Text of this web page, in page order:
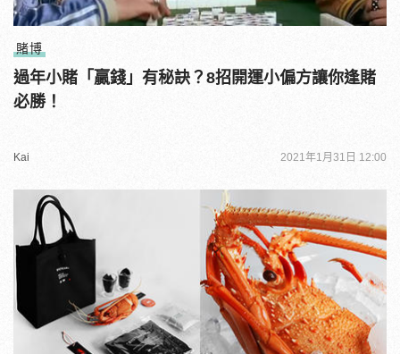
賭博
過年小賭「贏錢」有秘訣？8招開運小偏方讓你逢賭
必勝！
Kai 2021年1月31日 12:00